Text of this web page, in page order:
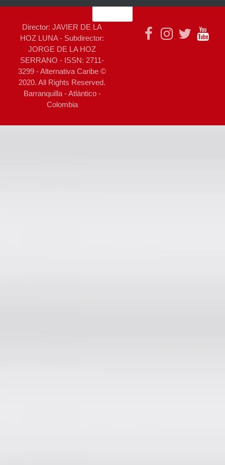
Director: JAVIER DE LA
HOZ LUNA - Subdirector:
JORGE DE LA HOZ
SERRANO - ISSN: 2711-
3299 - Alternativa Caribe ©
2020. All Rights Reserved.
Barranquilla - Atlántico -
Colombia